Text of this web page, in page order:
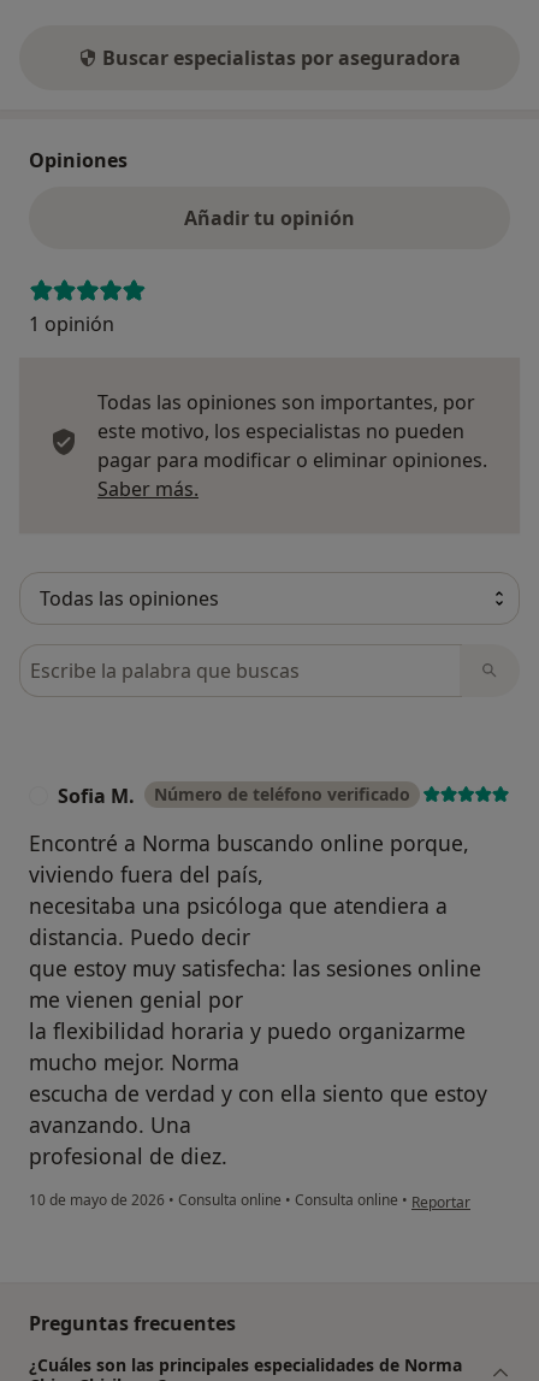
Buscar especialistas por aseguradora
Opiniones
Añadir tu opinión
1 opinión
Todas las opiniones son importantes, por
este motivo, los especialistas no pueden
pagar para modificar o eliminar opiniones.
Saber más.
Busca en opiniones
Sofia M. Número de teléfono verificado
Encontré a Norma buscando online porque,
viviendo fuera del país,
necesitaba una psicóloga que atendiera a
distancia. Puedo decir
que estoy muy satisfecha: las sesiones online
me vienen genial por
la flexibilidad horaria y puedo organizarme
mucho mejor. Norma
escucha de verdad y con ella siento que estoy
avanzando. Una
profesional de diez.
10 de mayo de 2026 • Consulta online • Consulta online • en opinión del
Reportar
Preguntas frecuentes
¿Cuáles son las principales especialidades de Norma